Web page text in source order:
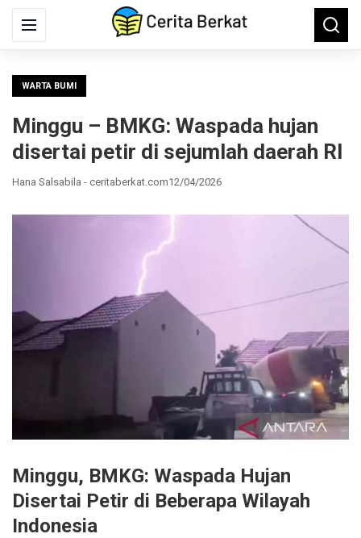
Menu
Search
for:
WARTA BUMI
Minggu – BMKG: Waspada hujan
disertai petir di sejumlah daerah RI
Hana Salsabila - ceritaberkat.com12/04/2026
Minggu, BMKG: Waspada Hujan
Disertai Petir di Beberapa Wilayah
Indonesia